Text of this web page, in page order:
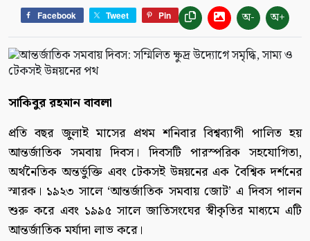
Facebook Tweet Pin অ- অ+
সাকিবুর রহমান বাবলা
প্রতি বছর জুলাই মাসের প্রথম শনিবার বিশ্বব্যাপী পালিত হয়
আন্তর্জাতিক সমবায় দিবস। দিবসটি পারস্পরিক সহযোগিতা,
অর্থনৈতিক অন্তর্ভুক্তি এবং টেকসই উন্নয়নের এক বৈশ্বিক দর্শনের
স্মারক। ১৯২৩ সালে ‘আন্তর্জাতিক সমবায় জোট’ এ দিবস পালন
শুরু করে এবং ১৯৯৫ সালে জাতিসংঘের স্বীকৃতির মাধ্যমে এটি
আন্তর্জাতিক মর্যাদা লাভ করে।